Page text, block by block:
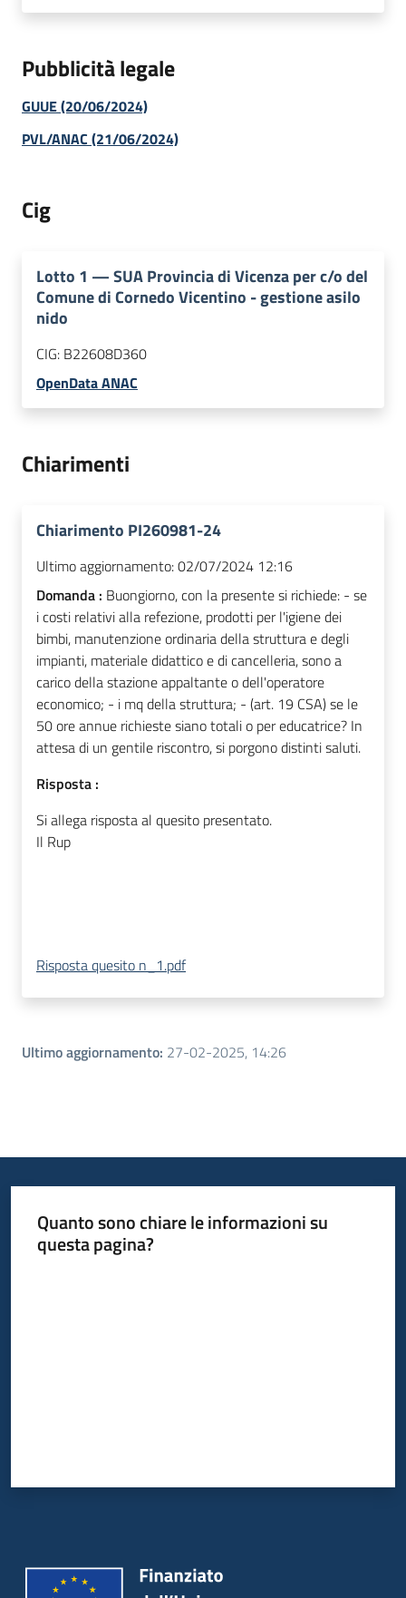
Pubblicità legale
GUUE (20/06/2024)
PVL/ANAC (21/06/2024)
Cig
Lotto 1 —SUA Provincia di Vicenza per c/o del
Comune di Cornedo Vicentino - gestione asilo
nido
CIG: B22608D360
OpenData ANAC
Chiarimenti
Chiarimento PI260981-24
Ultimo aggiornamento:02/07/2024 12:16
Domanda : Buongiorno, con la presente si richiede: - se
i costi relativi alla refezione, prodotti per l'igiene dei
bimbi, manutenzione ordinaria della struttura e degli
impianti, materiale didattico e di cancelleria, sono a
carico della stazione appaltante o dell'operatore
economico; - i mq della struttura; - (art. 19 CSA) se le
50 ore annue richieste siano totali o per educatrice? In
attesa di un gentile riscontro, si porgono distinti saluti.
Risposta :
Si allega risposta al quesito presentato.
Il Rup
Risposta quesito n_1.pdf
Ultimo aggiornamento: 27-02-2025, 14:26
Quanto sono chiare le informazioni su
questa pagina?